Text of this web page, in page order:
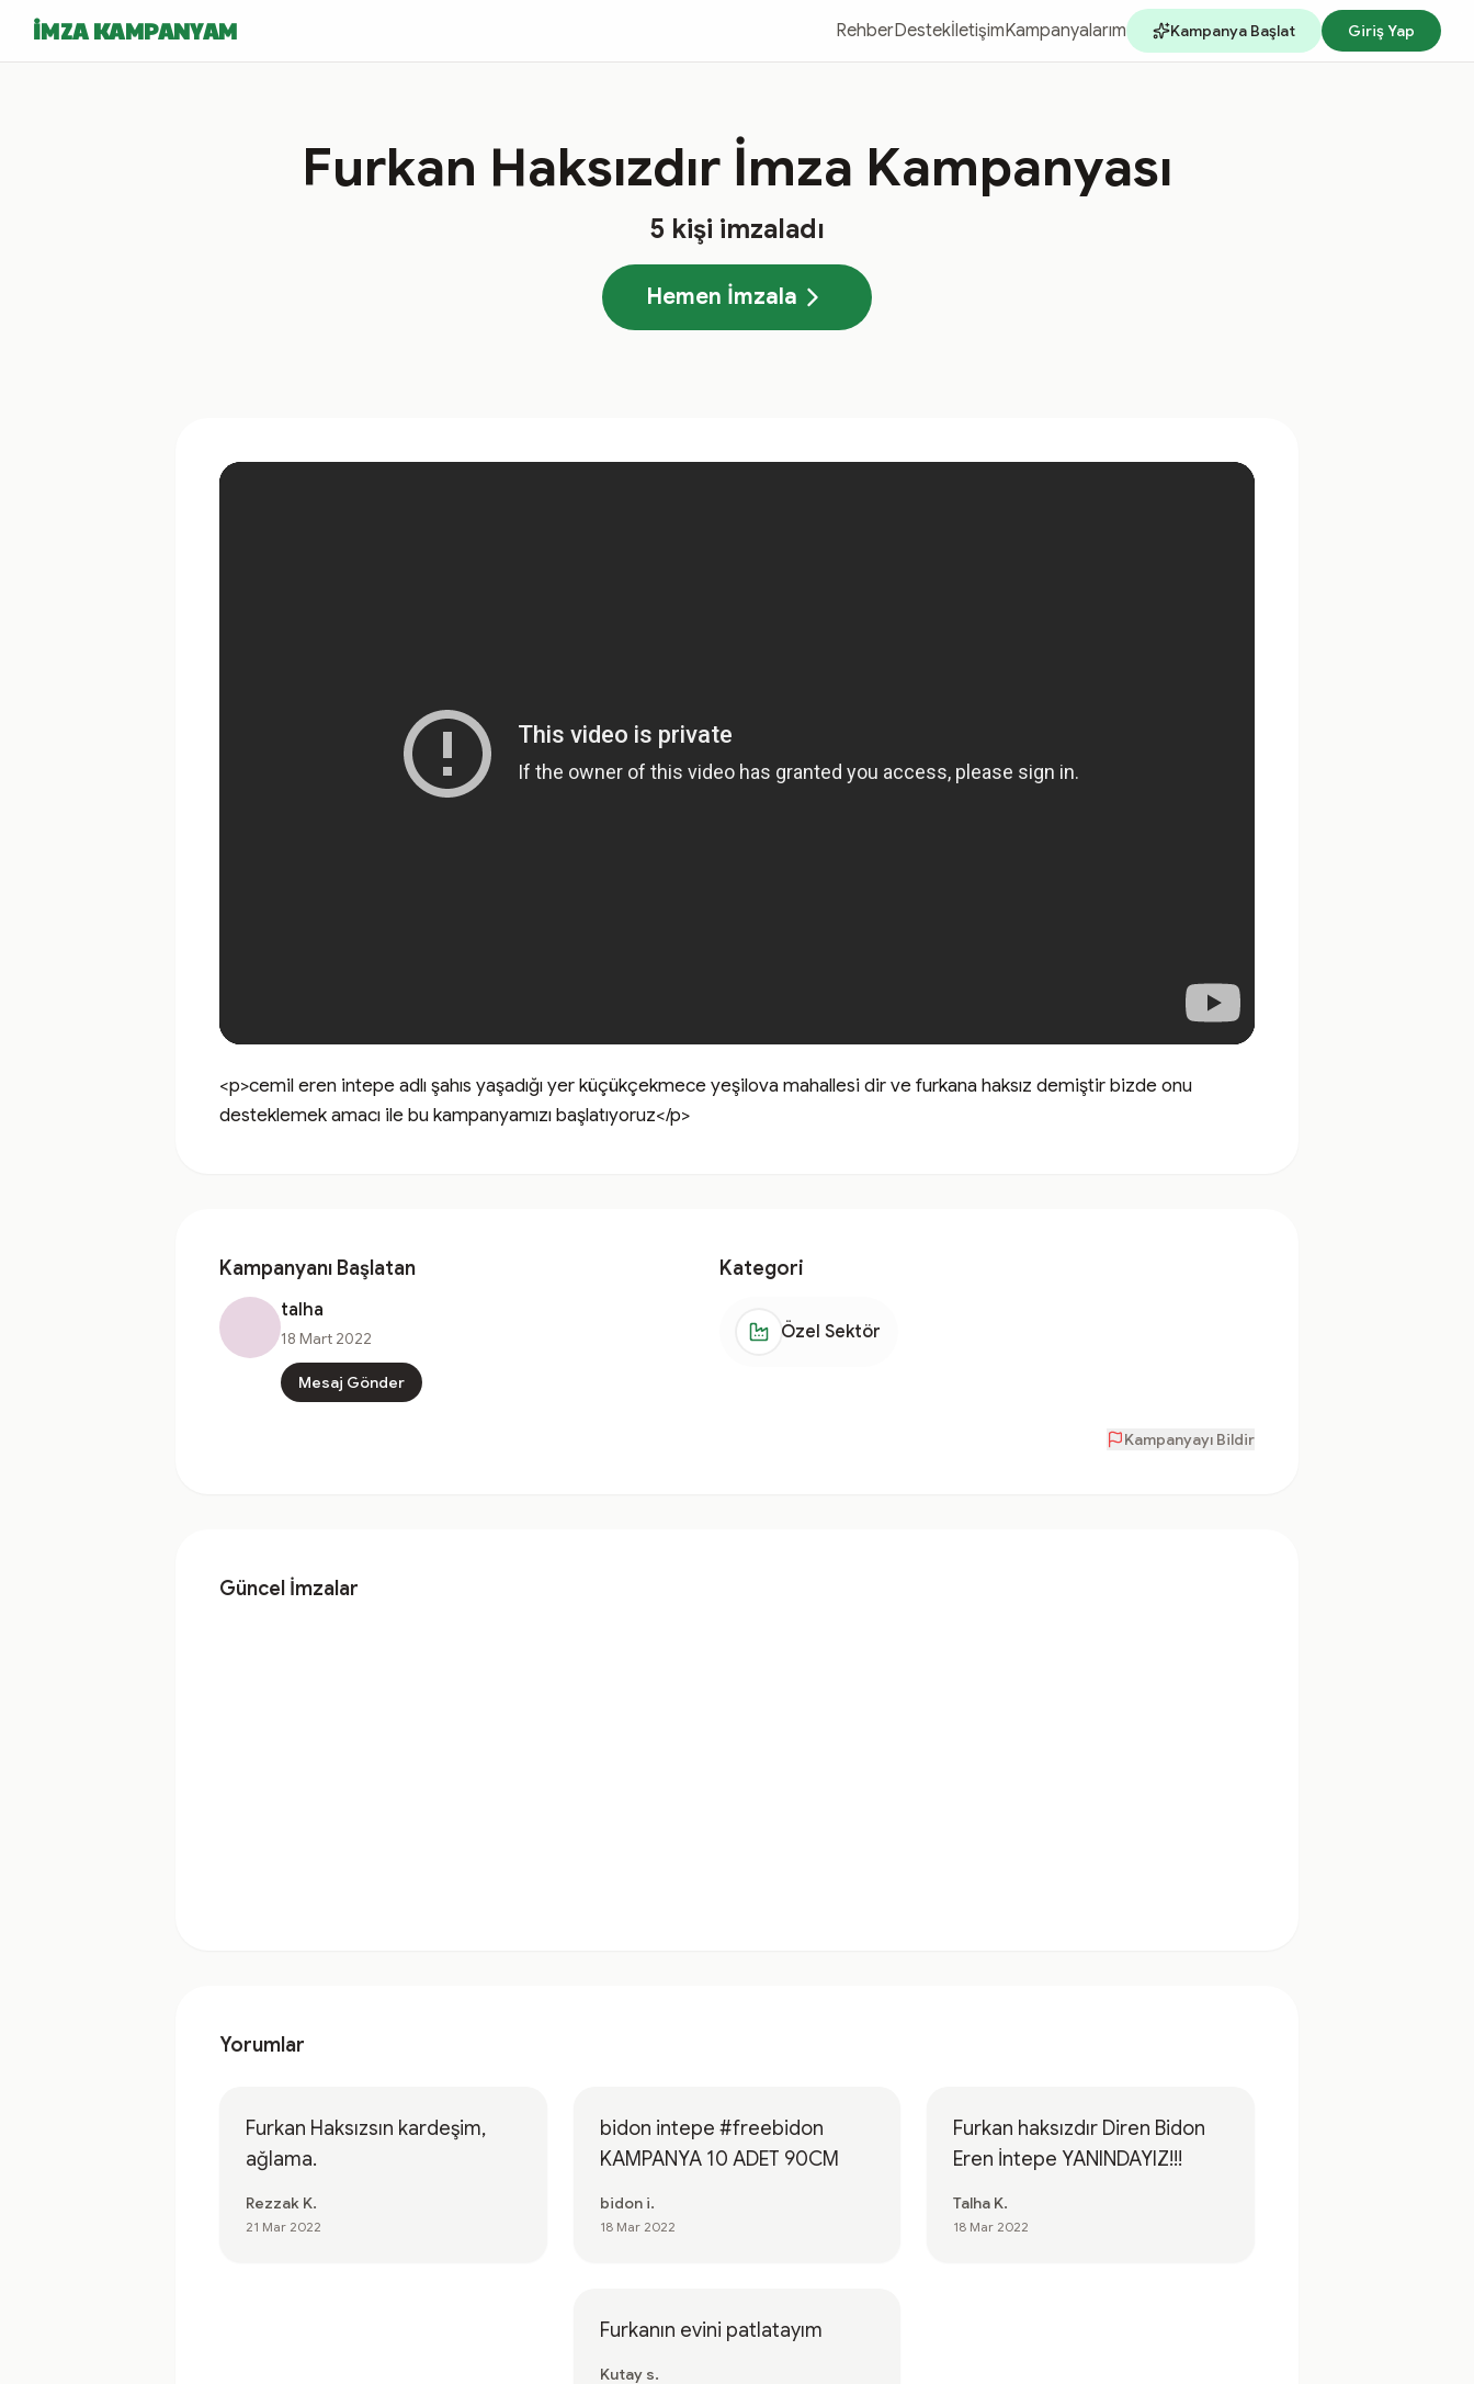
İMZA KAMPANYAM RehberDestekİletişimKampanyalarım Kampanya Başlat Giriş Yap
Furkan Haksızdır İmza Kampanyası
5 kişi imzaladı
Hemen İmzala
<p>cemil eren intepe adlı şahıs yaşadığı yer küçükçekmece yeşilova mahallesi dir ve furkana haksız demiştir bizde onu
desteklemek amacı ile bu kampanyamızı başlatıyoruz</p>
Kampanyanı Başlatan
talha
18 Mart 2022
Mesaj Gönder
Kategori
Özel Sektör
Kampanyayı Bildir
Güncel İmzalar
Yorumlar
Furkan Haksızsın kardeşim,
ağlama.
Rezzak K.
21 Mar 2022
bidon intepe #freebidon
KAMPANYA 10 ADET 90CM
bidon i.
18 Mar 2022
Furkanın evini patlatayım
Kutay s.
Furkan haksızdır Diren Bidon
Eren İntepe YANINDAYIZ!!!
Talha K.
18 Mar 2022